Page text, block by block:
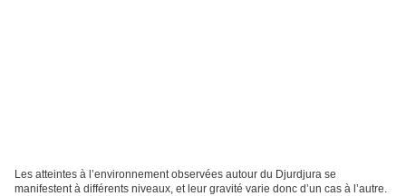
Les atteintes à l’environnement observées autour du Djurdjura se
manifestent à différents niveaux, et leur gravité varie donc d’un cas à l’autre.